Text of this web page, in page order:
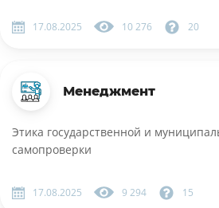
17.08.2025 10 276 20
Менеджмент
Этика государственной и
самопроверки
17.08.2025 9 294 15